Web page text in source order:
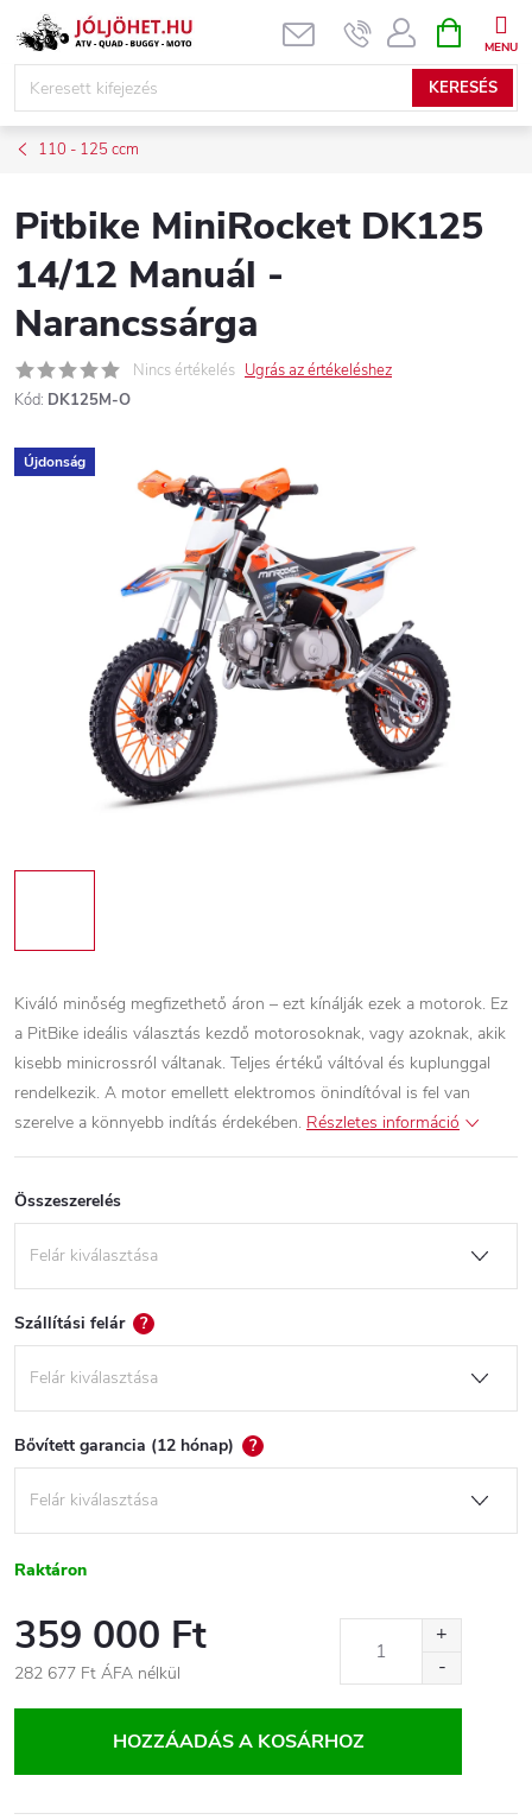
Ugrás
KERESÉS
KOSÁR
110 - 125 ccm
Pitbike MiniRocket DK125
14/12 Manuál -
Narancssárga
Nincs értékelés Ugrás az értékeléshez
Kód: DK125M-O
Újdonság
Kiváló minőség megfizethető áron – ezt kínálják ezek a motorok. Ez
a PitBike ideális választás kezdő motorosoknak, vagy azoknak, akik
kisebb minicrossról váltanak. Teljes értékű váltóval és kuplunggal
rendelkezik. A motor emellett elektromos önindítóval is fel van
szerelve a könnyebb indítás érdekében. Részletes információ
Összeszerelés
Szállítási felár ?
Bővített garancia (12 hónap) ?
Raktáron
359 000 Ft
282 677 Ft ÁFA nélkül
HOZZÁADÁS A KOSÁRHOZ